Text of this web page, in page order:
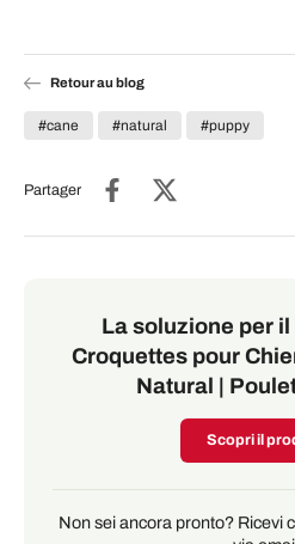
Retour au blog
#cane #natural #puppy
Partager
La soluzione per
Croquettes pour
Natural |
Scopri il
Non sei ancora pronto? Ricevi